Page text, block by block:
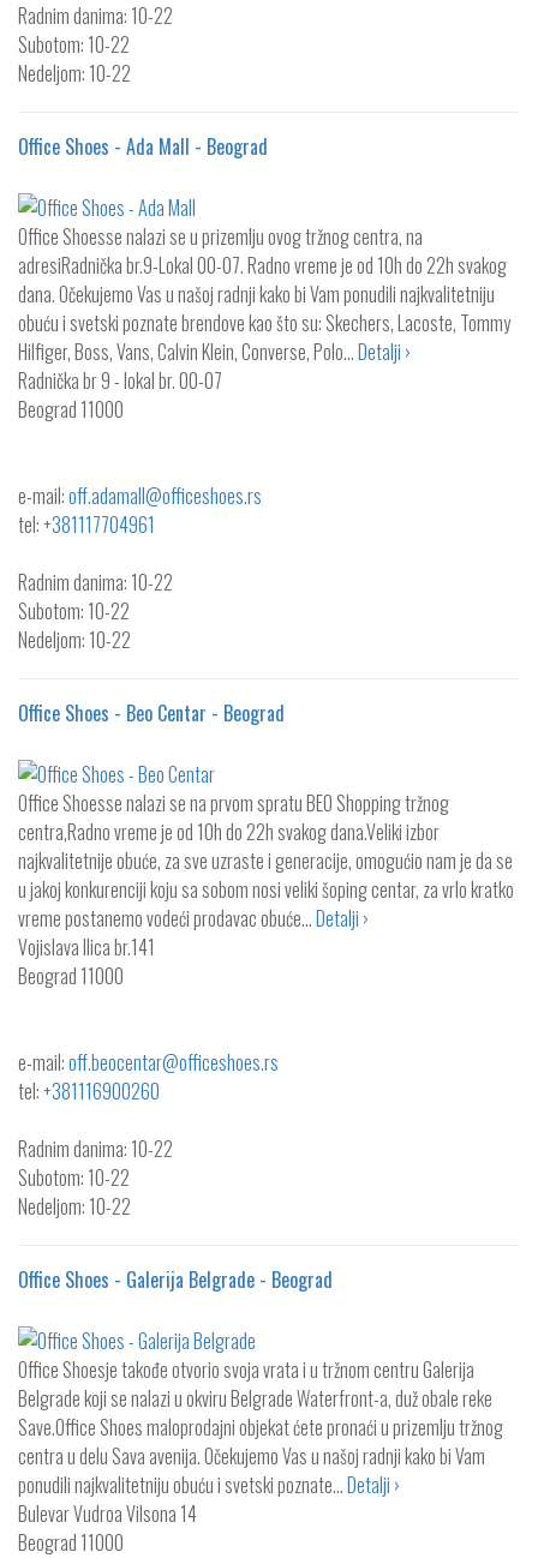
Radnim danima: 10-22
Subotom: 10-22
Nedeljom: 10-22
Office Shoes - Ada Mall - Beograd
Office Shoesse nalazi se u prizemlju ovog tržnog centra, na
adresiRadnička br.9-Lokal 00-07. Radno vreme je od 10h do 22h svakog
dana. Očekujemo Vas u našoj radnji kako bi Vam ponudili najkvalitetniju
obuću i svetski poznate brendove kao što su: Skechers, Lacoste, Tommy
Hilfiger, Boss, Vans, Calvin Klein, Converse, Polo…Detalji ›
Radnička br 9 - lokal br. 00-07
Beograd 11000
e-mail:off.adamall@officeshoes.rs
tel:+381117704961
Radnim danima: 10-22
Subotom: 10-22
Nedeljom: 10-22
Office Shoes - Beo Centar - Beograd
Office Shoesse nalazi se na prvom spratu BEO Shopping tržnog
centra,Radno vreme je od 10h do 22h svakog dana.Veliki izbor
najkvalitetnije obuće, za sve uzraste i generacije, omogućio nam je da se
u jakoj konkurenciji koju sa sobom nosi veliki šoping centar, za vrlo kratko
vreme postanemo vodeći prodavac obuće…Detalji ›
Vojislava Ilica br.141
Beograd 11000
e-mail:off.beocentar@officeshoes.rs
tel:+381116900260
Radnim danima: 10-22
Subotom: 10-22
Nedeljom: 10-22
Office Shoes - Galerija Belgrade - Beograd
Office Shoesje takođe otvorio svoja vrata i u tržnom centru Galerija
Belgrade koji se nalazi u okviru Belgrade Waterfront-a, duž obale reke
Save.Office Shoes maloprodajni objekat ćete pronaći u prizemlju tržnog
centra u delu Sava avenija. Očekujemo Vas u našoj radnji kako bi Vam
ponudili najkvalitetniju obuću i svetski poznate…Detalji ›
Bulevar Vudroa Vilsona 14
Beograd 11000